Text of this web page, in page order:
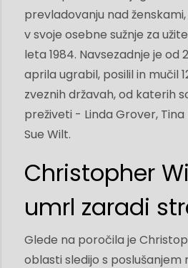
prevladovanju nad
v svoje osebne sužnje za
leta 1984. Navsezadnje je od
aprila ugrabil, posilil in mučil
zveznih državah, od katerih
preživeti - Linda Grover,
Sue Wilt.
Christopher
umrl zaradi
Glede na poročila je
oblasti sledijo s poslušanjem